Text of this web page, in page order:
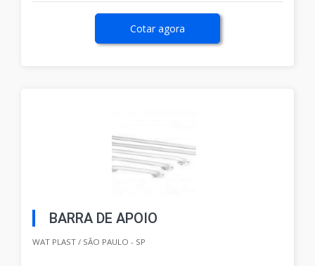
Cotar agora
BARRA DE APOIO
WAT PLAST / SÃO PAULO - SP